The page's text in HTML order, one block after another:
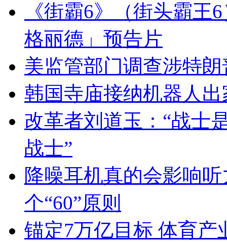
《街霸6》（街头霸王
格丽德」预告片
美监管部门调查涉特
韩国寺庙接纳机器人
改革者刘道玉：“战士
战士”
降噪耳机真的会影响
个“60”原则
锚定7万亿目标 体育产